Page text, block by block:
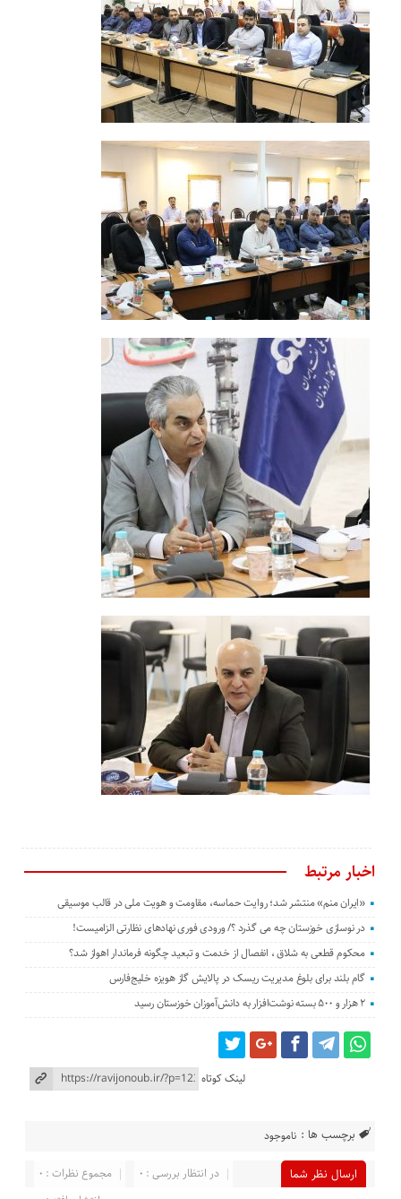
اخبار مرتبط
«ایران منم» منتشر شد؛ روایت حماسه، مقاومت و هویت ملی در قالب موسیقی
در نوسازی خوزستان چه می گذرد ؟/ ورودی فوری نهادهای نظارتی الزامیست!
محکوم قطعی به شلاق ، انفصال از خدمت و تبعید چگونه فرماندار اهواز شد؟
گام بلند برای بلوغ مدیریت ریسک در پالایش گاز هویزه خلیج‌فارس
۲ هزار و ۵۰۰ بسته نوشت‌افزار به دانش‌آموزان خوزستان رسید
لینک کوتاه
برچسب ها : ناموجود
ارسال نظر شما مجموع نظرات : 0
در انتظار بررسی : 0